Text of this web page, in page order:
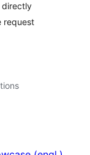
directly
request